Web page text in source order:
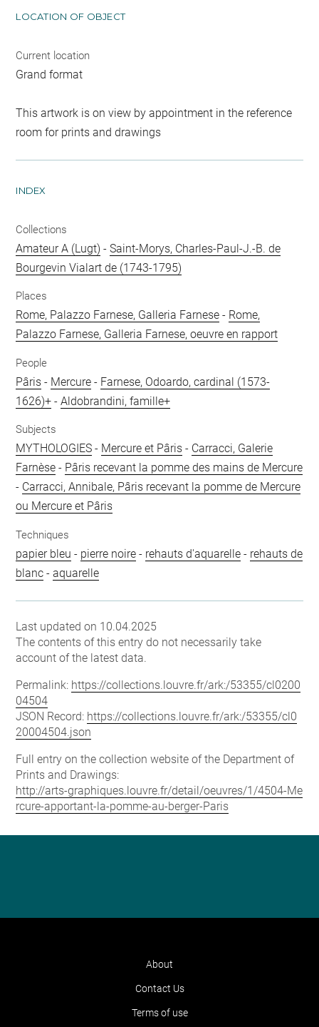
LOCATION OF OBJECT
Current location
Grand format
This artwork is on view by appointment in the reference
room for prints and drawings
INDEX
Collections
Amateur A (Lugt) -Saint-Morys, Charles-Paul-J.-B. de
Bourgevin Vialart de (1743-1795)
Places
Rome, Palazzo Farnese, Galleria Farnese - Rome,
Palazzo Farnese, Galleria Farnese, oeuvre en rapport
People
Pâris - Mercure - Farnese, Odoardo, cardinal (1573-
1626)+ -Aldobrandini, famille+
Subjects
MYTHOLOGIES - Mercure et Pâris - Carracci, Galerie
Farnèse - Pâris recevant la pomme des mains de Mercure
- Carracci, Annibale, Pâris recevant la pomme de Mercure
ou Mercure et Pâris
Techniques
papier bleu - pierre noire - rehauts d'aquarelle - rehauts de
blanc -aquarelle
Last updated on 10.04.2025
The contents of this entry do not necessarily take
account of the latest data.
Permalink: https://collections.louvre.fr/ark:/53355/cl0200
04504
JSON Record: https://collections.louvre.fr/ark:/53355/cl0
20004504.json
Full entry on the collection website of the Department of
Prints and Drawings:
http://arts-graphiques.louvre.fr/detail/oeuvres/1/4504-Me
rcure-apportant-la-pomme-au-berger-Paris
About
Contact Us
Terms of use